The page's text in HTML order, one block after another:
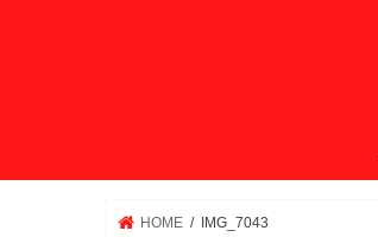
HOME IMG_7043